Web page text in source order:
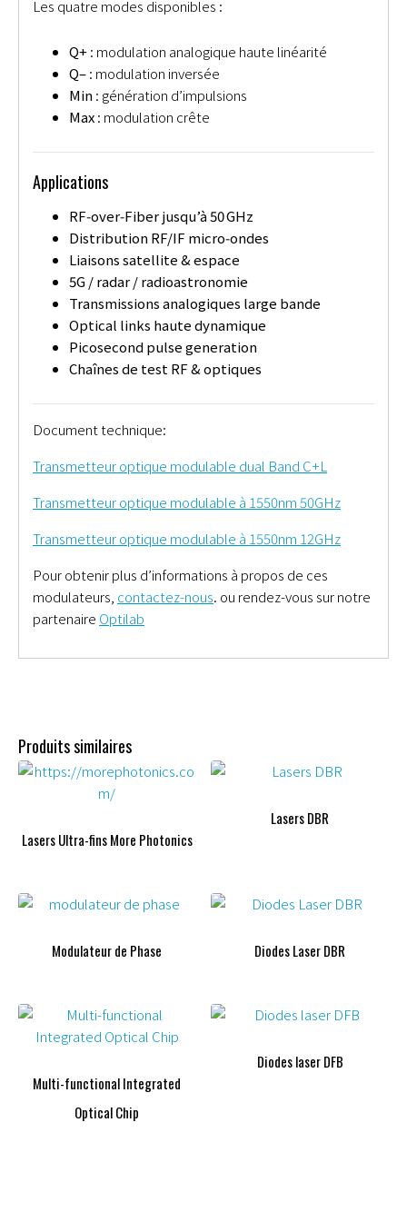
Les quatre modes disponibles :
Q+: modulation analogique haute linéarité
Q–: modulation inversée
Min: génération d’impulsions
Max: modulation crête
Applications
RF‑over‑Fiber jusqu’à 50 GHz
Distribution RF/IF micro‑ondes
Liaisons satellite & espace
5G / radar / radioastronomie
Transmissions analogiques large bande
Optical links haute dynamique
Picosecond pulse generation
Chaînes de test RF & optiques
Document technique:
Transmetteur optique modulable dual Band C+L
Transmetteur optique modulable à 1550nm 50GHz
Transmetteur optique modulable à 1550nm 12GHz
Pour obtenir plus d’informations à propos de ces
modulateurs, contactez-nous. ou rendez-vous sur notre
partenaire Optilab
Produits similaires
Lasers Ultra-fins More Photonics
Lasers DBR
Modulateur de Phase Diodes Laser DBR
Multi-functional Integrated
Optical Chip
Diodes laser DFB